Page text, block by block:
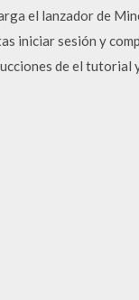
el lanzador de
iniciar sesión y
de el tutorial